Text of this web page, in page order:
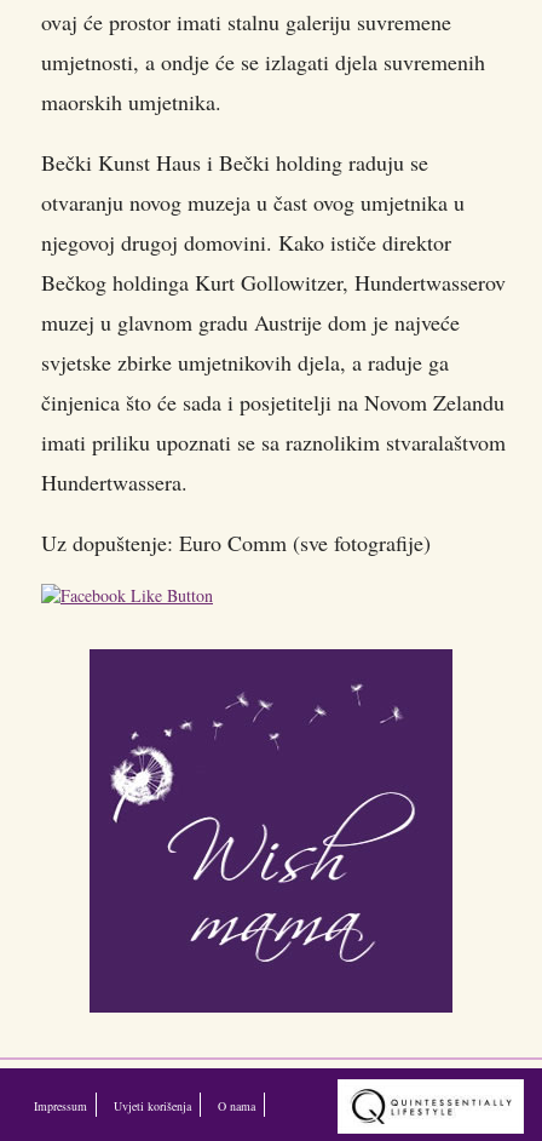
ovaj će prostor imati stalnu galeriju suvremene
umjetnosti, a ondje će se izlagati djela suvremenih
maorskih umjetnika.
Bečki Kunst Haus i Bečki holding raduju se
otvaranju novog muzeja u čast ovog umjetnika u
njegovoj drugoj domovini. Kako ističe direktor
Bečkog holdinga Kurt Gollowitzer, Hundertwasserov
muzej u glavnom gradu Austrije dom je najveće
svjetske zbirke umjetnikovih djela, a raduje ga
činjenica što će sada i posjetitelji na Novom Zelandu
imati priliku upoznati se sa raznolikim stvaralaštvom
Hundertwassera.
Uz dopuštenje: Euro Comm (sve fotografije)
Impressum Uvjeti korišenja O nama